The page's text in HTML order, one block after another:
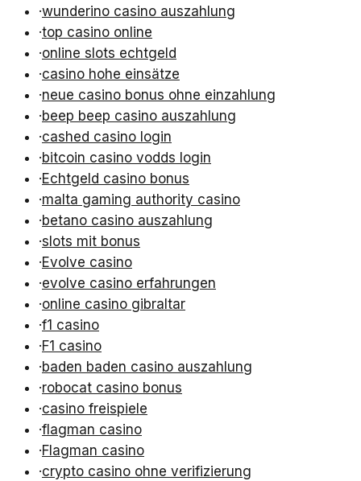
·wunderino casino auszahlung
·top casino online
·online slots echtgeld
·casino hohe einsätze
·neue casino bonus ohne einzahlung
·beep beep casino auszahlung
·cashed casino login
·bitcoin casino vodds login
·Echtgeld casino bonus
·malta gaming authority casino
·betano casino auszahlung
·slots mit bonus
·Evolve casino
·evolve casino erfahrungen
·online casino gibraltar
·f1 casino
·F1 casino
·baden baden casino auszahlung
·robocat casino bonus
·casino freispiele
·flagman casino
·Flagman casino
·crypto casino ohne verifizierung